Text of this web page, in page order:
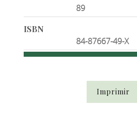
89
ISBN
84-87667-49-X
Imprimir